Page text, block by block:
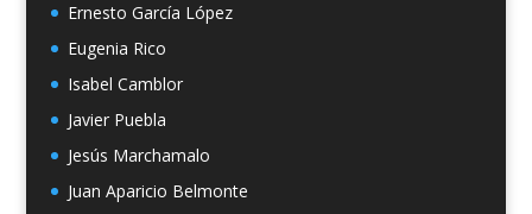
Ernesto García López
Eugenia Rico
Isabel Camblor
Javier Puebla
Jesús Marchamalo
Juan Aparicio Belmonte